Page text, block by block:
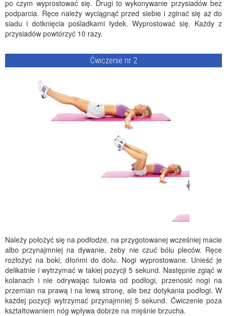
po czym wyprostować się. Drugi to wykonywanie przysiadów bez
podparcia. Ręce należy wyciągnąć przed siebie i zginać się aż do
siadu i dotknięcia pośladkami łydek. Wyprostować się. Każdy z
przysiadów powtórzyć 10 razy.
Ćwiczenie nr 2
Należy położyć się na podłodze, na przygotowanej wcześniej macie
albo przynajmniej na dywanie, żeby nie czuć bólu pleców. Ręce
rozłożyć na boki, dłońmi do dołu. Nogi wyprostowane. Unieść je
delikatnie i wytrzymać w takiej pozycji 5 sekund. Następnie zgiąć w
kolanach i nie odrywając tułowia od podłogi, przenosić nogi na
przemian na prawą i na lewą stronę, ale bez dotykania podłogi. W
każdej pozycji wytrzymać przynajmniej 5 sekund. Ćwiczenie poza
kształtowaniem nóg wpływa dobrze na mięśnie brzucha.